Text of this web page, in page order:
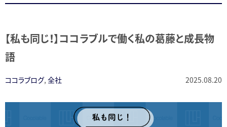
【私も同じ！】ココラブルで働く私の葛藤と成長物
語
ココラブログ, 全社 2025.08.20